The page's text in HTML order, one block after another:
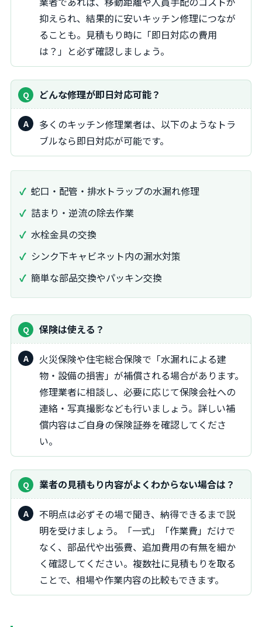
抑えられ、結果的に安いキッチン修理につなが
ることも。見積もり時に「即日対応の費用
は？」と必ず確認しましょう。
どんな修理が即日対応可能？
多くのキッチン修理業者は、以下のようなトラ
ブルなら即日対応が可能です。
蛇口・配管・排水トラップの水漏れ修理
詰まり・逆流の除去作業
水栓金具の交換
シンク下キャビネット内の漏水対策
簡単な部品交換やパッキン交換
保険は使える？
火災保険や住宅総合保険で「水漏れによる建
物・設備の損害」が補償される場合があります。
修理業者に相談し、必要に応じて保険会社への
連絡・写真撮影なども行いましょう。詳しい補
償内容はご自身の保険証券を確認してくださ
い。
業者の見積もり内容がよくわからない場合は？
不明点は必ずその場で聞き、納得できるまで説
明を受けましょう。「一式」「作業費」だけで
なく、部品代や出張費、追加費用の有無を細か
く確認してください。複数社に見積もりを取る
ことで、相場や作業内容の比較もできます。